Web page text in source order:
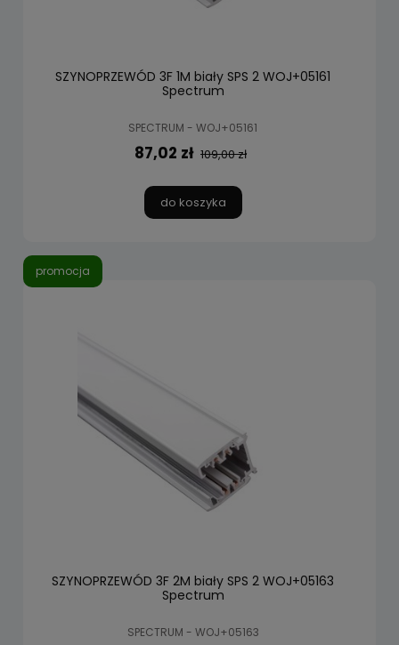
SZYNOPRZEWÓD 3F 1M biały SPS 2 WOJ+05161
Spectrum
SPECTRUM - WOJ+05161
87,02 zł 109,00 zł
do koszyka
SZYNOPRZEWÓD 3F 2M biały SPS 2 WOJ+05163
Spectrum
SPECTRUM - WOJ+05163
promocja